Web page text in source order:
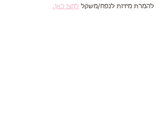
להמרת מידות לנפח/משקל לחצו כאן.